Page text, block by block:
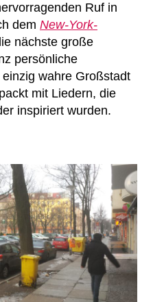
Ruf in
dem New-York-
nächste große
persönliche
wahre Großstadt
mit Liedern, die
inspiriert wurden.